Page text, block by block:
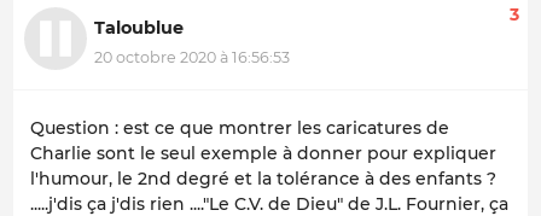
Taloublue
20 octobre 2020 à 16:56:53
3
Question : est ce que montrer les caricatures de
Charlie sont le seul exemple à donner pour expliquer
l'humour, le 2nd degré et la tolérance à des enfants ?
.....j'dis ça j'dis rien ...."Le C.V. de Dieu" de J.L. Fournier, ça